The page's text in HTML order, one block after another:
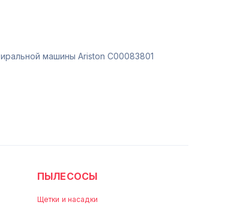
машины Ariston C00083801
ПЫЛЕСОСЫ
Щетки и насадки